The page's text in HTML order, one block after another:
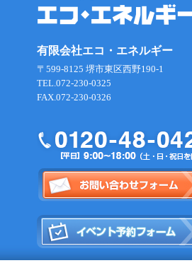
有限会社エコ・エネルギー
〒599-8125 堺市東区西野190-1
TEL.072-230-0325
FAX.072-230-0326